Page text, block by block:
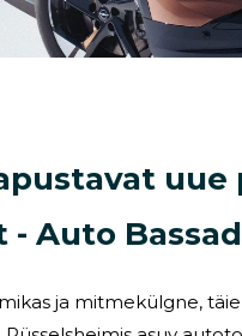
uue
Auto
ja mitmekülgne,